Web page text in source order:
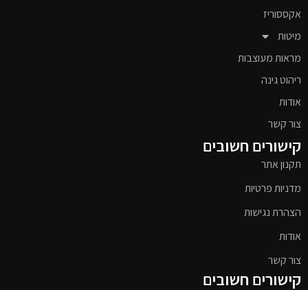
אקססוריז
מיטות
מראות מעוצבות
ריהוט גינה
אודות
צור קשר
קישורים חשובים
תקנון אתר
מדניות פרטיות
הצהרת נגישות
אודות
צור קשר
קישורים חשובים